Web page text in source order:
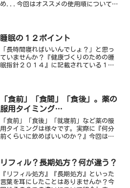
め...今回はオススメの使用順について紹
睡眠の１２ポイント
「長時間寝ればいいんでしょ？」と思っ
ていませんか？『健康づくりのための睡
眠指針２０１４』に記載されている１２
「食前」「食間」「食後」。薬の
服用タイミング…
「食前」「食後」「就寝前」など薬の服
用タイミングは様々です。実際に『何分
前くらいに飲めばいいのか？』今回はお
リフィル？長期処方？何が違う？
『リフィル処方』『長期処方』といった
言葉を耳にしたことはありませんか？今